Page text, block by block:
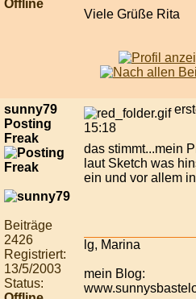
Offline
Viele Grüße Rita
sunny79
Posting
Freak
Beiträge
2426
Registriert:
13/5/2003
Status:
15:18
das stimmt...mein
laut Sketch was
ein und vor allem
lg, Marina
mein Blog: